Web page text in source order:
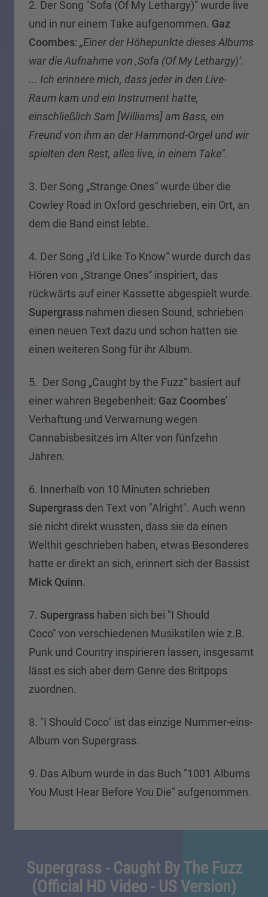
2. Der Song "Sofa (Of My Lethargy)" wurde live
und in nur einem Take aufgenommen. Gaz
Coombes: „Einer der Höhepunkte dieses Albums
war die Aufnahme von ‚Sofa (Of My Lethargy)‘.
... Ich erinnere mich, dass jeder in den Live-
Raum kam und ein Instrument hatte,
einschließlich Sam [Williams] am Bass, ein
Freund von ihm an der Hammond-Orgel und wir
spielten den Rest, alles live, in einem Take".
3. Der Song „Strange Ones“ wurde über die
Cowley Road in Oxford geschrieben, ein Ort, an
dem die Band einst lebte.
4. Der Song „I'd Like To Know“ wurde durch das
Hören von „Strange Ones“ inspiriert, das
rückwärts auf einer Kassette abgespielt wurde.
Supergrass nahmen diesen Sound, schrieben
einen neuen Text dazu und schon hatten sie
einen weiteren Song für ihr Album.
5. Der Song „Caught by the Fuzz“ basiert auf
einer wahren Begebenheit: Gaz Coombes'
Verhaftung und Verwarnung wegen
Cannabisbesitzes im Alter von fünfzehn
Jahren.
6. Innerhalb von 10 Minuten schrieben
Supergrass den Text von "Alright". Auch wenn
sie nicht direkt wussten, dass sie da einen
Welthit geschrieben haben, etwas Besonderes
hatte er direkt an sich, erinnert sich der Bassist
Mick Quinn.
7. Supergrass haben sich bei "I Should
Coco" von verschiedenen Musikstilen wie z.B.
Punk und Country inspirieren lassen, insgesamt
lässt es sich aber dem Genre des Britpops
zuordnen.
8. "I Should Coco" ist das einzige Nummer-eins-
Album von Supergrass.
9. Das Album wurde in das Buch "1001 Albums
You Must Hear Before You Die" aufgenommen.
Supergrass - Caught By The Fuzz
(Official HD Video - US Version)